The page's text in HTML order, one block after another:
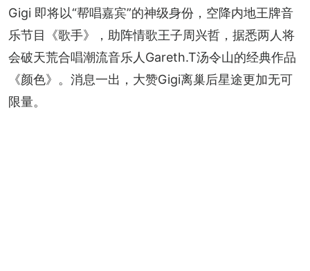
Gigi 即将以“帮唱嘉宾”的神级身份，空降内地王牌音
乐节目《歌手》，助阵情歌王子周兴哲，据悉两人将
会破天荒合唱潮流音乐人Gareth.T汤令山的经典作品
《颜色》。消息一出，大赞Gigi离巢后星途更加无可
限量。